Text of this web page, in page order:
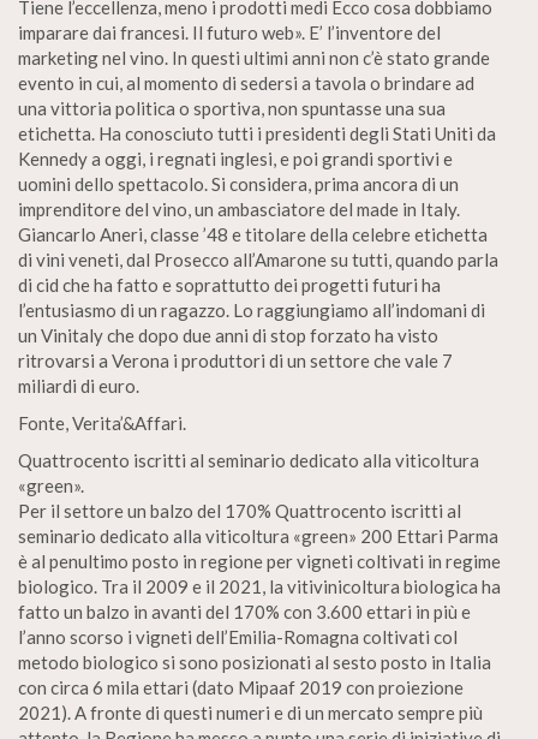
Tiene l’eccellenza, meno i prodotti medi Ecco cosa dobbiamo
imparare dai francesi. Il futuro web». E’ l’inventore del
marketing nel vino. In questi ultimi anni non c’è stato grande
evento in cui, al momento di sedersi a tavola o brindare ad
una vittoria politica o sportiva, non spuntasse una sua
etichetta. Ha conosciuto tutti i presidenti degli Stati Uniti da
Kennedy a oggi, i regnati inglesi, e poi grandi sportivi e
uomini dello spettacolo. Si considera, prima ancora di un
imprenditore del vino, un ambasciatore del made in Italy.
Giancarlo Aneri, classe ’48 e titolare della celebre etichetta
di vini veneti, dal Prosecco all’Amarone su tutti, quando parla
di cid che ha fatto e soprattutto dei progetti futuri ha
l’entusiasmo di un ragazzo. Lo raggiungiamo all’indomani di
un Vinitaly che dopo due anni di stop forzato ha visto
ritrovarsi a Verona i produttori di un settore che vale 7
miliardi di euro.
Fonte, Verita’&Affari.
Quattrocento iscritti al seminario dedicato alla viticoltura
«green».
Per il settore un balzo del 170% Quattrocento iscritti al
seminario dedicato alla viticoltura «green» 200 Ettari Parma
è al penultimo posto in regione per vigneti coltivati in regime
biologico. Tra il 2009 e il 2021, la vitivinicoltura biologica ha
fatto un balzo in avanti del 170% con 3.600 ettari in più e
l’anno scorso i vigneti dell’Emilia-Romagna coltivati col
metodo biologico si sono posizionati al sesto posto in Italia
con circa 6 mila ettari (dato Mipaaf 2019 con proiezione
2021). A fronte di questi numeri e di un mercato sempre più